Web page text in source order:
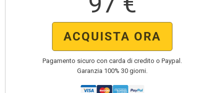
ACQUISTA ORA
Pagamento sicuro con carda di credito o Paypal.
Garanzia 100% 30 giorni.